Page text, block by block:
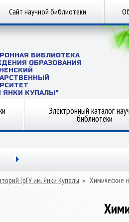
Сайт научной библиотеки
БИБЛИОТЕКА
ОБРАЗОВАНИЯ
ЯНКИ КУПАЛЫ"
Электронный каталог
библиотеки
ГрГУ им. Янки Купалы » Химические